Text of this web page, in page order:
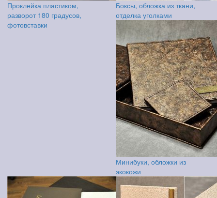
Проклейка пластиком,
разворот 180 градусов,
фотовставки
Боксы, обложка из ткани,
отделка уголками
Минибуки, обложки из
экокожи